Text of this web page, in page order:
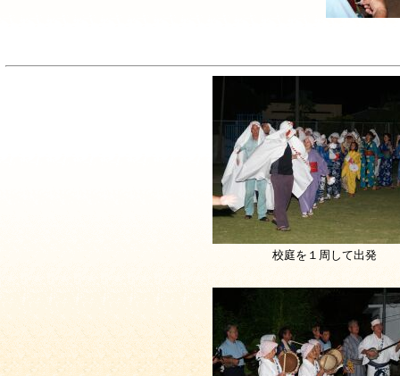
校庭を１周して出発